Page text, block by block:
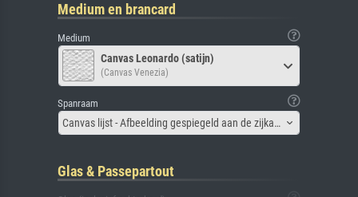
Medium en brancard
Medium
Canvas Leonardo (satijn)
(Canvas Venezia)
Spanraam
Canvas lijst - Afbeelding gespiegeld aan de zijkant
Glas & Passepartout